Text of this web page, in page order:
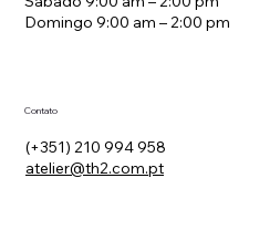
Domingo 9:00 am – 2:00 pm
Contato
(+351) 210 994 958
atelier@th2.com.pt